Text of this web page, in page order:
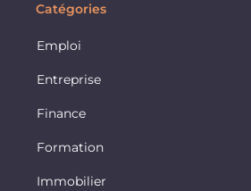
Catégories
Emploi
Entreprise
Finance
Formation
Immobilier